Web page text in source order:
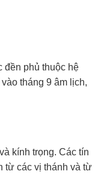
đền phủ thuộc hệ
tháng 9 âm lịch,
kính trọng. Các tín
từ các vị thánh và từ